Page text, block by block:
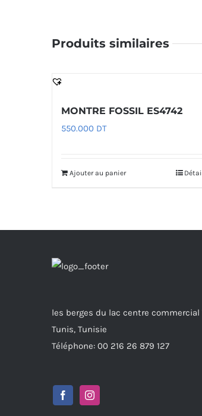
Produits similaires
MONTRE FOSSIL ES4742
550.000 DT
Ajouter au panier
les berges du lac centre commercial
Tunis, Tunisie
Téléphone: 00 216 26 879 127